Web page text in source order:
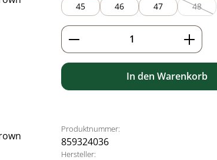
45
46 47 48
Produkt Anzahl: Gib
In den Warenkorb
Produktnummer:
859324036
Hersteller: